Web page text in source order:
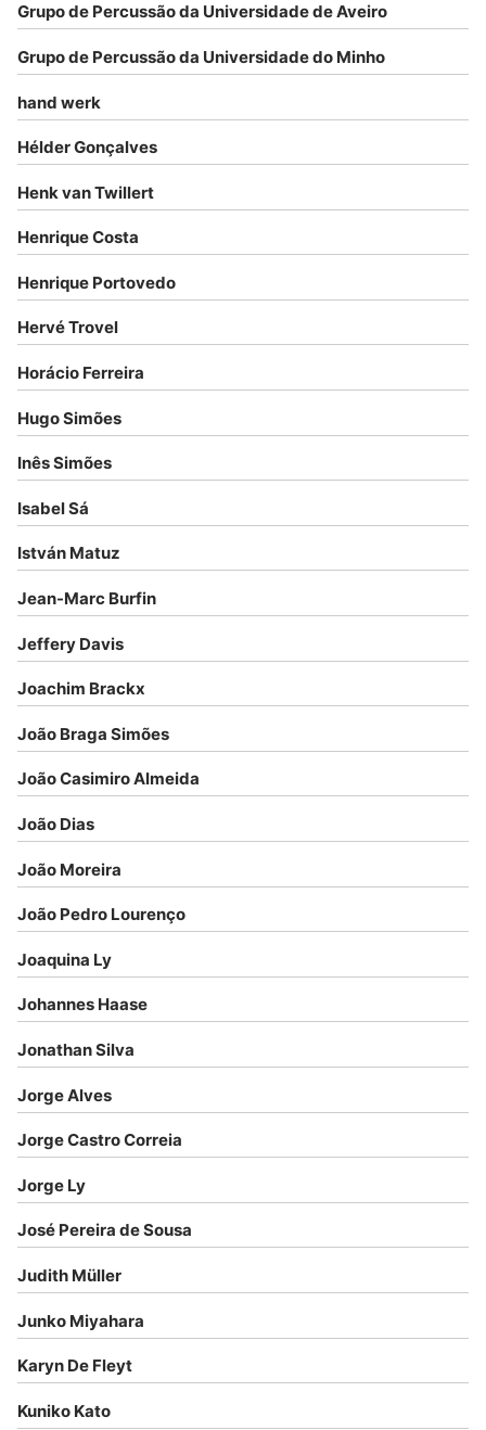
Grupo de Percussão da Universidade de Aveiro
Grupo de Percussão da Universidade do Minho
hand werk
Hélder Gonçalves
Henk van Twillert
Henrique Costa
Henrique Portovedo
Hervé Trovel
Horácio Ferreira
Hugo Simões
Inês Simões
Isabel Sá
István Matuz
Jean-Marc Burfin
Jeffery Davis
Joachim Brackx
João Braga Simões
João Casimiro Almeida
João Dias
João Moreira
João Pedro Lourenço
Joaquina Ly
Johannes Haase
Jonathan Silva
Jorge Alves
Jorge Castro Correia
Jorge Ly
José Pereira de Sousa
Judith Müller
Junko Miyahara
Karyn De Fleyt
Kuniko Kato